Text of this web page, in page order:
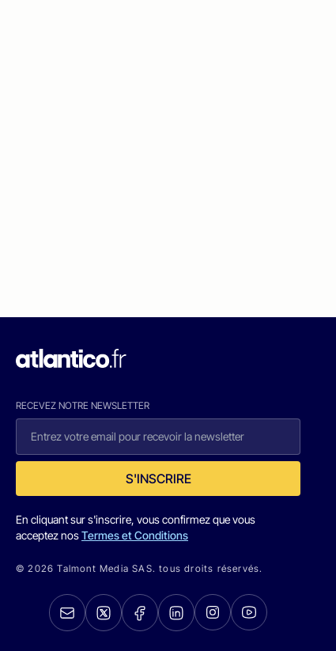
RECEVEZ NOTRE NEWSLETTER
S'INSCRIRE
En cliquant sur s'inscrire, vous confirmez que vous
acceptez nosTermes et Conditions
© 2026 Talmont Media SAS. tous droits réservés.